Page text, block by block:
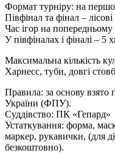
Формат турніру: на
Півфінал та фінал –
Час ігор на
У півфіналах і фіналі – 5
Максимальна кількість
Харнесс, туби, довгі
Правила: за основу взято
України (ФПУ).
Суддівство: ПК «Гепард»
Устаткування: форма,
маркер, рукавички, (для
безкоштовно).